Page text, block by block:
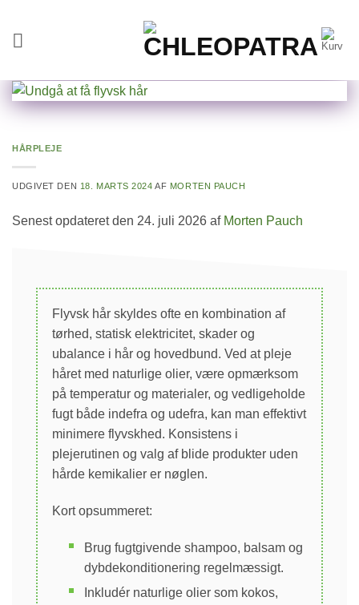
indhold
HÅRPLEJE
UDGIVET DEN 18. MARTS 2024 AF MORTEN PAUCH
Senest opdateret den 24. juli 2026 af Morten Pauch
Flyvsk hår skyldes ofte en kombination af
tørhed, statisk elektricitet, skader og
ubalance i hår og hovedbund. Ved at pleje
håret med naturlige olier, være opmærksom
på temperatur og materialer, og vedligeholde
fugt både indefra og udefra, kan man effektivt
minimere flyvskhed. Konsistens i
plejerutinen og valg af blide produkter uden
hårde kemikalier er nøglen.
Kort opsummeret:
Brug fugtgivende shampoo, balsam og
dybdekonditionering regelmæssigt.
Inkludér naturlige olier som kokos,